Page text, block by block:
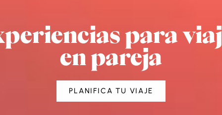
para
en pareja
PLANIFICA TU VIAJE